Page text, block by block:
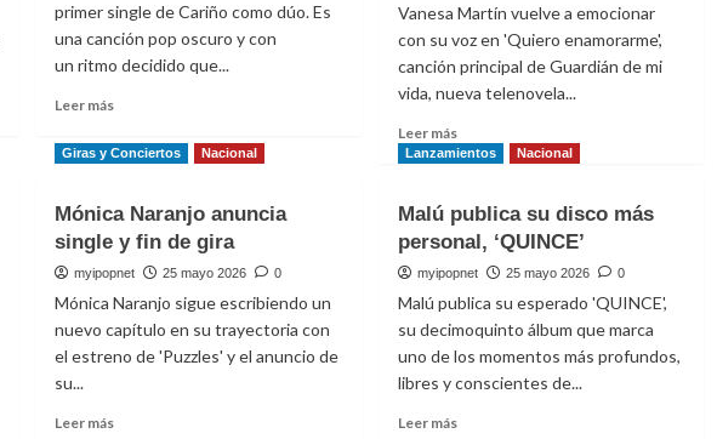
primer single de Cariño como dúo. Es
una canción pop oscuro y con
un ritmo decidido que...
Leer más
sobre
Música’
es
himno
de
Cariño
Vanesa Martín vuelve a emocionar
con su voz en 'Quiero enamorarme',
canción principal de Guardián de mi
vida, nueva telenovela...
Leer másLeer
más
Martín
presenta
‘Quiero
para
la
novela
‘Guardián
mi
Giras y Conciertos Nacional
Mónica Naranjo anuncia
single y fin de gira
myipopnet 25 mayo 2026 0
Mónica Naranjo sigue escribiendo un
nuevo capítulo en su trayectoria con
el estreno de 'Puzzles' y el anuncio de
su...
Leer más
Lanzamientos Nacional
Malú publica su disco más
personal, ‘QUINCE’
myipopnet 25 mayo 2026 0
Malú publica su esperado 'QUINCE',
su decimoquinto álbum que marca
uno de los momentos más profundos,
libres y conscientes de...
Leer másLeer